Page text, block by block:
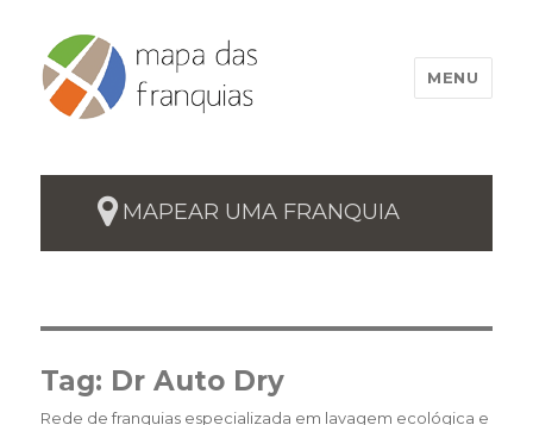
MENU
MAPEAR UMA FRANQUIA
Tag: Dr Auto Dry
Rede de franquias especializada em lavagem ecológica e